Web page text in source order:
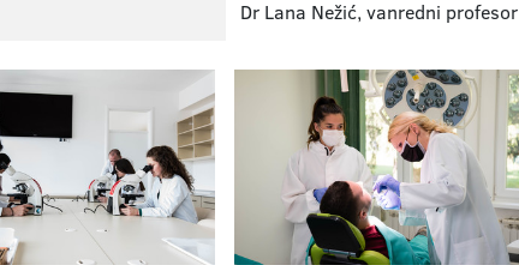
Dr Lana Nežić, vanredni profesor